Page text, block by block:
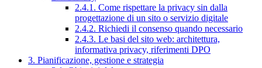
2.4.1. Come rispettare la privacy sin dalla
progettazione di un sito o servizio digitale
2.4.2. Richiedi il consenso quando necessario
2.4.3. Le basi del sito web: architettura,
informativa privacy, riferimenti DPO
3. Pianificazione, gestione e strategia